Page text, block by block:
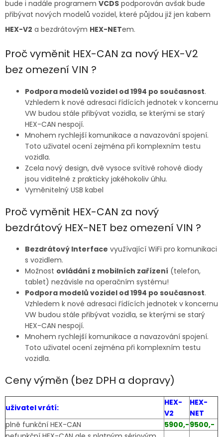
bude i nadále programem VCDS podporován avšak bude
přibývat nových modelů vozidel, které půjdou již jen kabem
HEX-V2 a bezdrátovým HEX-NETem.
Proč vyměnit HEX-CAN za nový HEX-V2
bez omezení VIN ?
Podpora modelů vozidel od 1994 po současnost.
Vzhledem k nové adresaci řídících jednotek v koncernu
VW budou stále přibývat vozidla, se kterými se starý
HEX-CAN nespojí.
Mnohem rychlejší komunikace a navazování spojení.
Toto uživatel ocení zejména při komplexním testu
vozidla.
Zcela nový design, dvě vysoce svítivé rohové diody
jsou viditelné z prakticky jakéhokoliv úhlu.
Vyměnitelný USB kabel
Proč vyměnit HEX-CAN za nový
bezdrátový HEX-NET bez omezení VIN ?
Bezdrátový Interface využívající WiFi pro komunikaci
s vozidlem.
Možnost ovládání z mobilních zařízení (telefon,
tablet) nezávisle na operačním systému!
Podpora modelů vozidel od 1994 po současnost.
Vzhledem k nové adresaci řídících jednotek v koncernu
VW budou stále přibývat vozidla, se kterými se starý
HEX-CAN nespojí.
Mnohem rychlejší komunikace a navazování spojení.
Toto uživatel ocení zejména při komplexním testu
vozidla.
Ceny výměn (bez DPH a dopravy)
uživatel vrátí:
HEX-
V2
HEX-
NET
plně funkční HEX-CAN
5900,-9500,-